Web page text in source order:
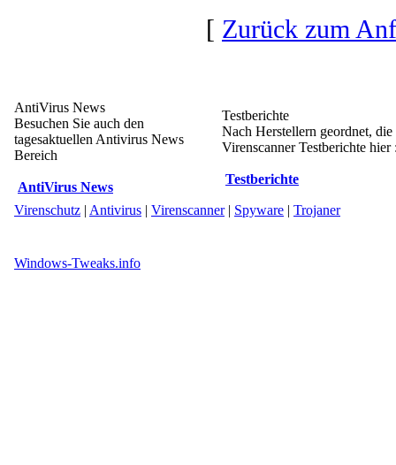
[ Zurück zum
AntiVirus News
Besuchen Sie auch den
tagesaktuellen Antivirus News
Bereich
AntiVirus News
Testberichte
Nach Herstellern geordnet, die
Virenscanner Testberichte hier
Testberichte
Virenschutz | Antivirus | Virenscanner| Spyware | Trojaner
Windows-Tweaks.info